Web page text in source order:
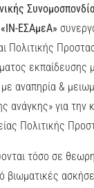
ΕΣΑμεΑ»
Πολιτικής
εκπαίδευσης
αναπηρία &
ανάγκης» για
Πολιτικής
τόσο σε
βιωματικές